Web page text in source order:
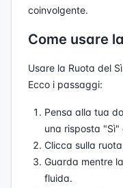
coinvolgente.
Come usare
Usare la Ruota del
Ecco i passaggi:
Pensa alla tua
una risposta "Sì"
Clicca sulla
Guarda mentre
fluida.